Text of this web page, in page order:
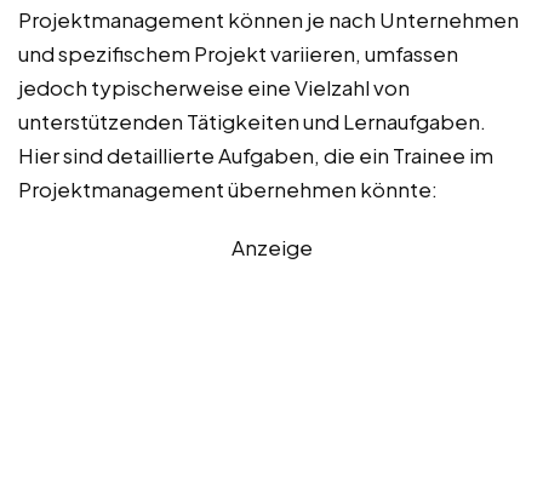
Projektmanagement können je nach Unternehmen
und spezifischem Projekt variieren, umfassen
jedoch typischerweise eine Vielzahl von
unterstützenden Tätigkeiten und Lernaufgaben.
Hier sind detaillierte Aufgaben, die ein Trainee im
Projektmanagement übernehmen könnte:
Anzeige